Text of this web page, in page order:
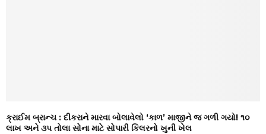
ક્રાઈમ બ્રાન્ચ : દીકરાને મારવા બોલાવેલો ‘કાળ’ માજીને જ ગળી ગયો! ૧૦
લાખ અને ૩૫ તોલા સોના માટે સોપારી કિલરનો ખુની ખેલ